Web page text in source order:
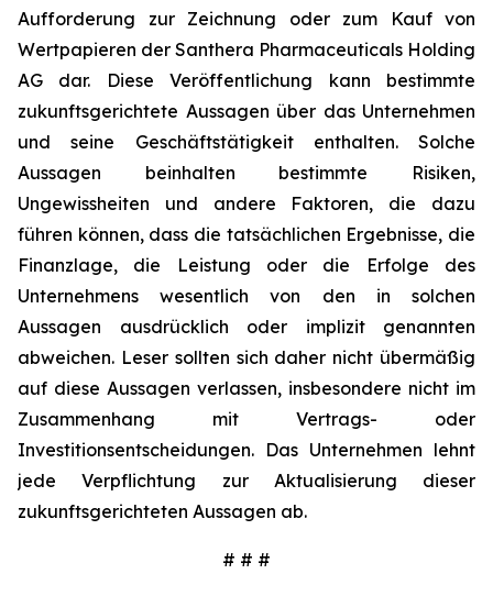
Aufforderung zur Zeichnung oder zum Kauf von
Wertpapieren der Santhera Pharmaceuticals Holding
AG dar. Diese Veröffentlichung kann bestimmte
zukunftsgerichtete Aussagen über das Unternehmen
und seine Geschäftstätigkeit enthalten. Solche
Aussagen beinhalten bestimmte Risiken,
Ungewissheiten und andere Faktoren, die dazu
führen können, dass die tatsächlichen Ergebnisse, die
Finanzlage, die Leistung oder die Erfolge des
Unternehmens wesentlich von den in solchen
Aussagen ausdrücklich oder implizit genannten
abweichen. Leser sollten sich daher nicht übermäßig
auf diese Aussagen verlassen, insbesondere nicht im
Zusammenhang mit Vertrags- oder
Investitionsentscheidungen. Das Unternehmen lehnt
jede Verpflichtung zur Aktualisierung dieser
zukunftsgerichteten Aussagen ab.
# # #